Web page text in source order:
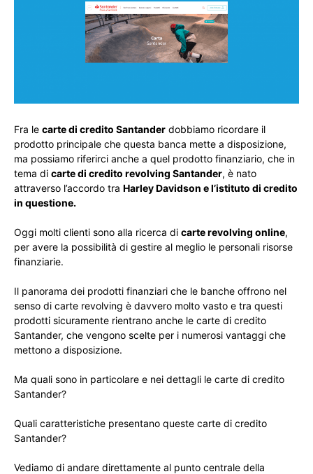
Fra le carte di credito Santander dobbiamo ricordare il
prodotto principale che questa banca mette a disposizione,
ma possiamo riferirci anche a quel prodotto finanziario, che in
tema di carte di credito revolving Santander, è nato
attraverso l’accordo tra Harley Davidson e l’istituto di credito
in questione.
Oggi molti clienti sono alla ricerca di carte revolving online,
per avere la possibilità di gestire al meglio le personali risorse
finanziarie.
Il panorama dei prodotti finanziari che le banche offrono nel
senso di carte revolving è davvero molto vasto e tra questi
prodotti sicuramente rientrano anche le carte di credito
Santander, che vengono scelte per i numerosi vantaggi che
mettono a disposizione.
Ma quali sono in particolare e nei dettagli le carte di credito
Santander?
Quali caratteristiche presentano queste carte di credito
Santander?
Vediamo di andare direttamente al punto centrale della